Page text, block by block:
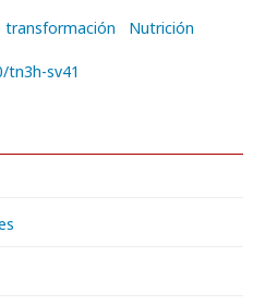
transformación Nutrición
tn3h-sv41